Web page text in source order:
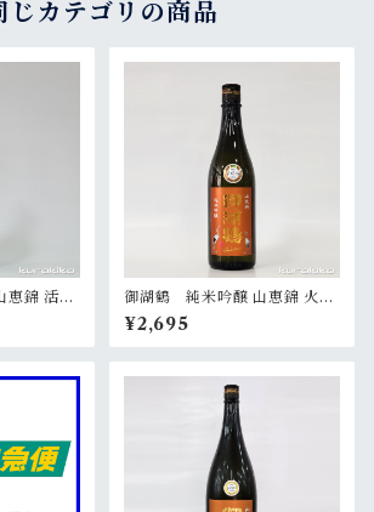
じカテゴリの商品
錦 活性
御湖鶴 純米吟醸 山恵錦 火入
720ml
¥2,695